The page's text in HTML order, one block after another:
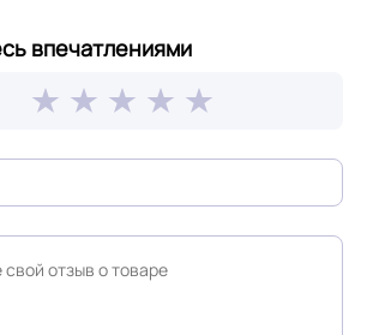
впечатлениями